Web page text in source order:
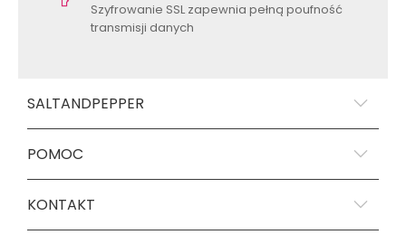
Szyfrowanie SSL zapewnia pełną poufność
transmisji danych
SALTANDPEPPER
POMOC
KONTAKT